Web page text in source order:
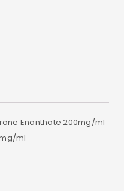
Enanthate 200mg/ml
ml